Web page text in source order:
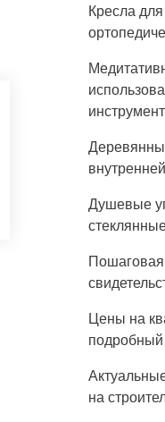
Кресла
Душевые
Пошаговая
Цены на
на